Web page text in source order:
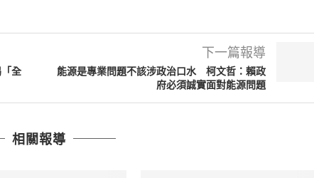
全
下一篇報導
能源是專業問題不該涉政治口水 柯文哲：賴政
府必須誠實面對能源問題
相關報導